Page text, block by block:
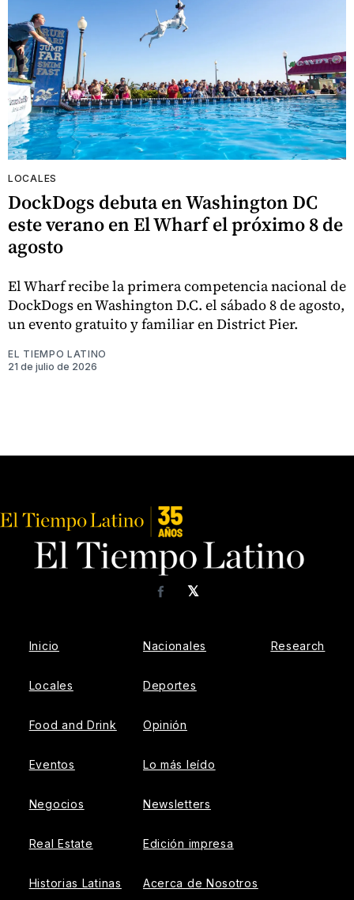
LOCALES
DockDogs debuta en Washington DC
este verano en El Wharf el próximo 8 de
agosto
El Wharf recibe la primera competencia nacional de
DockDogs en Washington D.C. el sábado 8 de agosto,
un evento gratuito y familiar en District Pier.
EL TIEMPO LATINO
21 de julio de 2026
𝕏
Facebook
Inicio
Locales
Food and Drink
Eventos
Negocios
Real Estate
Historias Latinas
Nacionales
Deportes
Opinión
Lo más leído
Newsletters
Edición impresa
Acerca de Nosotros
Research